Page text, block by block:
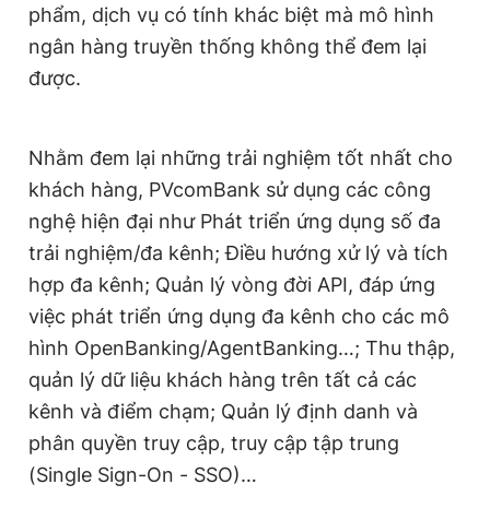
phẩm, dịch vụ có tính khác biệt mà mô hình
ngân hàng truyền thống không thể đem lại
được.
Nhằm đem lại những trải nghiệm tốt nhất cho
khách hàng, PVcomBank sử dụng các công
nghệ hiện đại như Phát triển ứng dụng số đa
trải nghiệm/đa kênh; Điều hướng xử lý và tích
hợp đa kênh; Quản lý vòng đời API, đáp ứng
việc phát triển ứng dụng đa kênh cho các mô
hình OpenBanking/AgentBanking…; Thu thập,
quản lý dữ liệu khách hàng trên tất cả các
kênh và điểm chạm; Quản lý định danh và
phân quyền truy cập, truy cập tập trung
(Single Sign-On - SSO)…